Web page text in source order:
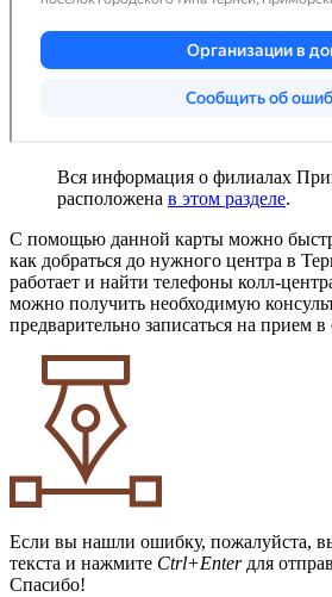
Вся информация о филиалах
расположена в этом разделе.
С помощью данной карты можно
как добраться до нужного центра в
работает и найти телефоны колл-
можно получить необходимую
предварительно записаться на прием в
Если вы нашли ошибку, пожалуйста,
текста и нажмите Ctrl+Enterдля
Спасибо!